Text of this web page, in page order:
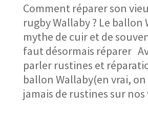
Comment réparer son
rugby Wallaby ? Le ballon
mythe de cuir et de
faut désormais réparer
parler rustines et
ballon Wallaby(en vrai,
jamais de rustines sur nos